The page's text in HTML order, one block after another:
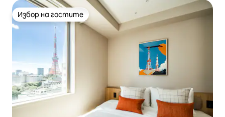
Избор на гостите
Избор на гостите